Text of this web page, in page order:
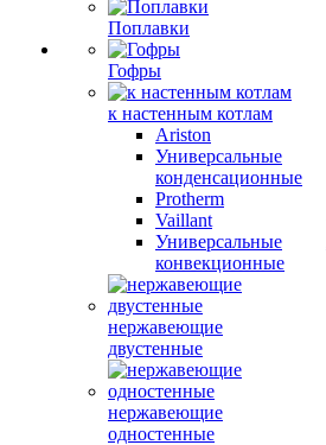
Поплавки
Гофры
к настенным котлам
Ariston
Универсальные
конденсационные
Protherm
Vaillant
Универсальные
конвекционные
нержавеющие
двустенные
нержавеющие
одностенные